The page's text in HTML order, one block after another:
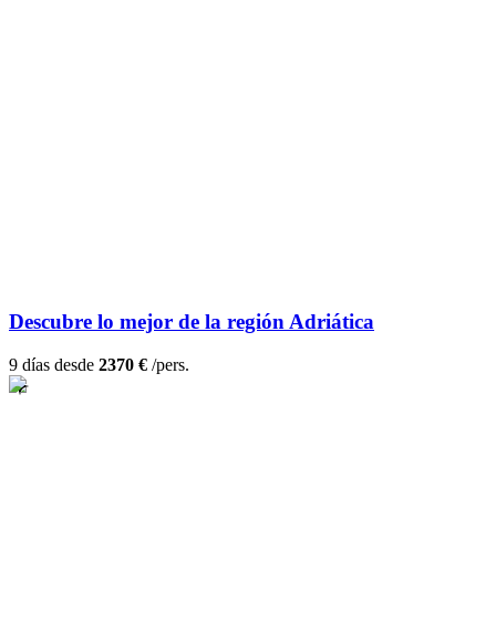
Descubre lo mejor de la región Adriática
9 días desde 2370 € /pers.